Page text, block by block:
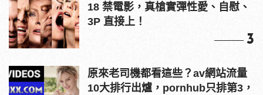
18 禁電影，真槍實彈性愛、自慰、
3P 直接上！
3
原來老司機都看這些？av網站流量
10大排行出爐，pornhub只排第3，